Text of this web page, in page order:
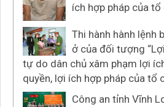
ích hợp pháp của tổ
Thi hành hành lệnh
ở của đối tượng
tự do dân chủ xâm phạm lợi
quyền, lợi ích hợp pháp của tổ
Công an tỉnh Vĩnh